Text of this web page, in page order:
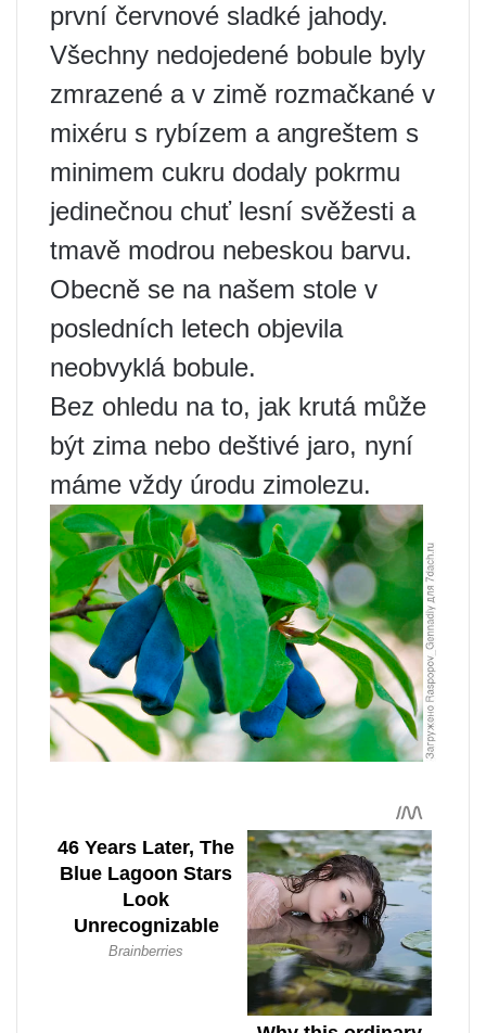
první červnové sladké jahody.
Všechny nedojedené bobule byly
zmrazené a v zimě rozmačkané v
mixéru s rybízem a angreštem s
minimem cukru dodaly pokrmu
jedinečnou chuť lesní svěžesti a
tmavě modrou nebeskou barvu.
Obecně se na našem stole v
posledních letech objevila
neobvyklá bobule.
Bez ohledu na to, jak krutá může
být zima nebo deštivé jaro, nyní
máme vždy úrodu zimolezu.